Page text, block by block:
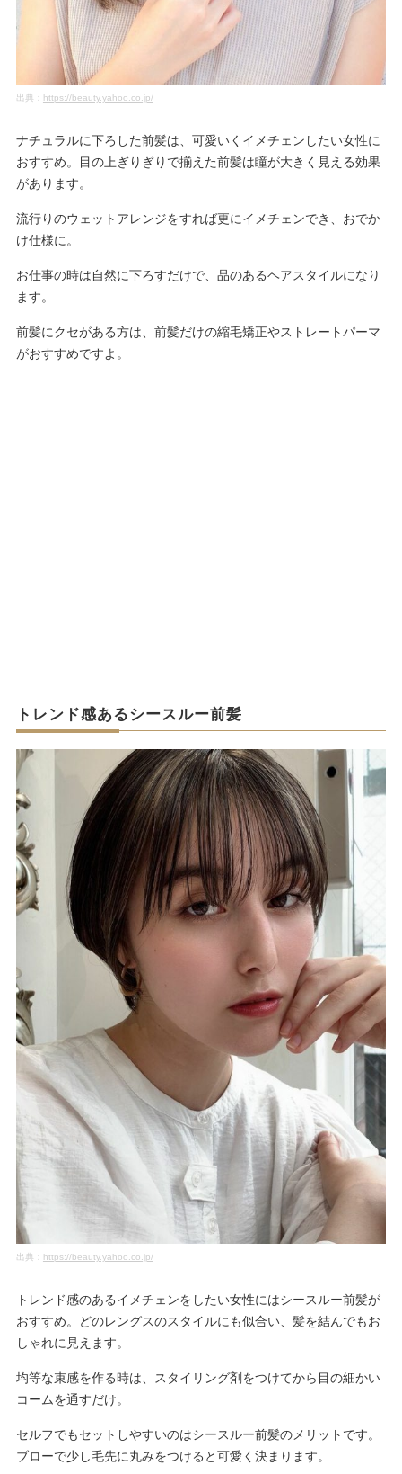
出典： https://beauty.yahoo.co.jp/
ナチュラルに下ろした前髪は、可愛いくイメチェンしたい女性に
おすすめ。目の上ぎりぎりで揃えた前髪は瞳が大きく見える効果
があります。
流行りのウェットアレンジをすれば更にイメチェンでき、おでか
け仕様に。
お仕事の時は自然に下ろすだけで、品のあるヘアスタイルになり
ます。
前髪にクセがある方は、前髪だけの縮毛矯正やストレートパーマ
がおすすめですよ。
トレンド感あるシースルー前髪
出典： https://beauty.yahoo.co.jp/
トレンド感のあるイメチェンをしたい女性にはシースルー前髪が
おすすめ。どのレングスのスタイルにも似合い、髪を結んでもお
しゃれに見えます。
均等な束感を作る時は、スタイリング剤をつけてから目の細かい
コームを通すだけ。
セルフでもセットしやすいのはシースルー前髪のメリットです。
ブローで少し毛先に丸みをつけると可愛く決まります。